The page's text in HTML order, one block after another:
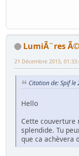
LumiÃ¨res
21 Décembre 2015,
Citation de: Spif
Hello
Cette couverture
splendide. Tu
que ca achèvera